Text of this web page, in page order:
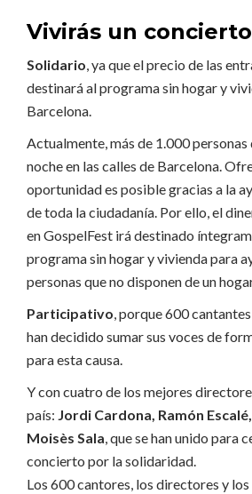
Vivirás un
Solidario, ya que el precio de las
destinará al programa sin hogar y
Barcelona.
Actualmente, más de 1.000 personas
noche en las calles de Barcelona.
oportunidad es posible gracias a la
de toda la ciudadanía. Por ello, el
en GospelFest irá destinado
programa sin hogar y vivienda para
personas que no disponen de un
Participativo, porque 600
han decidido sumar sus voces de
para esta causa.
Y con cuatro de los mejores
país: Jordi Cardona, Ramón
Moisès Sala, que se han unido para
concierto por la solidaridad.
Los 600 cantores, los directores y